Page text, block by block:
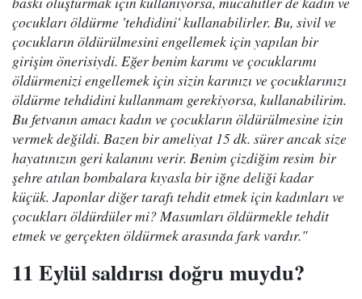
çocukları öldürme 'tehdidini' kullanabilirler. Bu, sivil ve
çocukların öldürülmesini engellemek için yapılan bir
girişim önerisiydi. Eğer benim karımı ve çocuklarımı
öldürmenizi engellemek için sizin karınızı ve çocuklarınızı
öldürme tehdidini kullanmam gerekiyorsa, kullanabilirim.
Bu fetvanın amacı kadın ve çocukların öldürülmesine izin
vermek değildi. Bazen bir ameliyat 15 dk. sürer ancak size
hayatınızın geri kalanını verir. Benim çizdiğim resim bir
şehre atılan bombalara kıyasla bir iğne deliği kadar
küçük. Japonlar diğer tarafı tehdit etmek için kadınları ve
çocukları öldürdüler mi? Masumları öldürmekle tehdit
etmek ve gerçekten öldürmek arasında fark vardır."
11 Eylül saldırısı doğru muydu?